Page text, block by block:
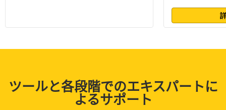
ツールと各段階でのエキスパートに
よるサポート